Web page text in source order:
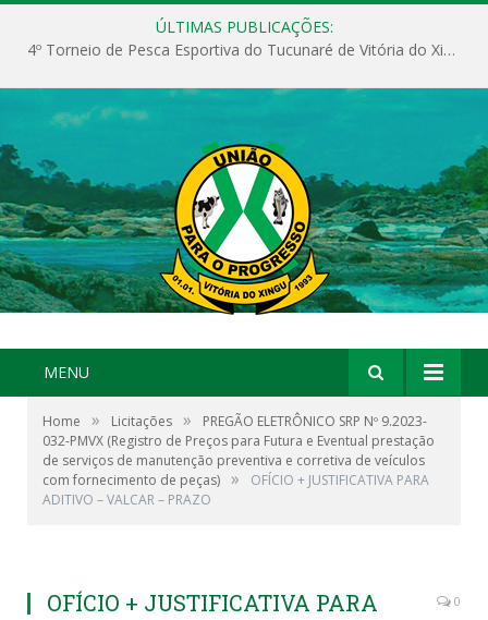
ÚLTIMAS PUBLICAÇÕES:
4º Torneio de Pesca Esportiva do Tucunaré de Vitória do Xingu
MENU
Home » Licitações »
PREGÃO ELETRÔNICO SRP Nº 9.2023-
032-PMVX (Registro de Preços para Futura e Eventual prestação
de serviços de manutenção preventiva e corretiva de veículos
com fornecimento de peças) »
OFÍCIO + JUSTIFICATIVA PARA
ADITIVO – VALCAR – PRAZO
OFÍCIO + JUSTIFICATIVA PARA
0